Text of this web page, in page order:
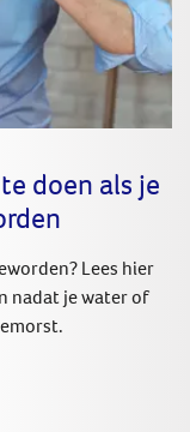
doen als je
Lees hier
nadat je water of